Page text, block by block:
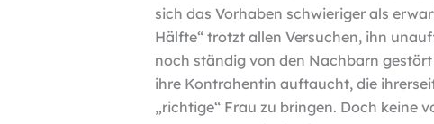
sich das Vorhaben schwieriger als
Hälfte“ trotzt allen Versuchen, ihn
noch ständig von den Nachbarn
ihre Kontrahentin auftaucht, die
„richtige“ Frau zu bringen. Doch keine